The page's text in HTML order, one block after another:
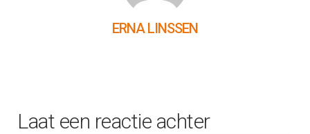
ERNA LINSSEN
Laat een reactie achter